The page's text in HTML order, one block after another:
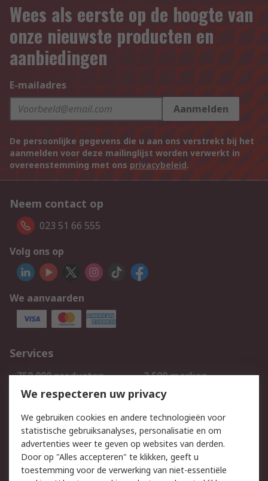
Wees als eerste op de hoogte van
onze nieuwste producten en
aanbiedingen
E-mailadres
Aanmelden
De persoonlijke gegevens die u aan ons verstrekt bij het
aanmelden voor deze mailinglijst worden verwerkt in
overeenstemming met ons privacybeleid.
Neem contact op
023 51 66 555
Volg ons op
We aanvaarden
Services
750.000 producten
2.500 merken
Bestellen
Inkoopoplossingen
Track & Trace
Wettelijk
We respecteren uw privacy
We gebruiken cookies en andere technologieën voor
statistische gebruiksanalyses, personalisatie en om
advertenties weer te geven op websites van derden.
Door op "Alles accepteren" te klikken, geeft u
toestemming voor de verwerking van niet-essentiële